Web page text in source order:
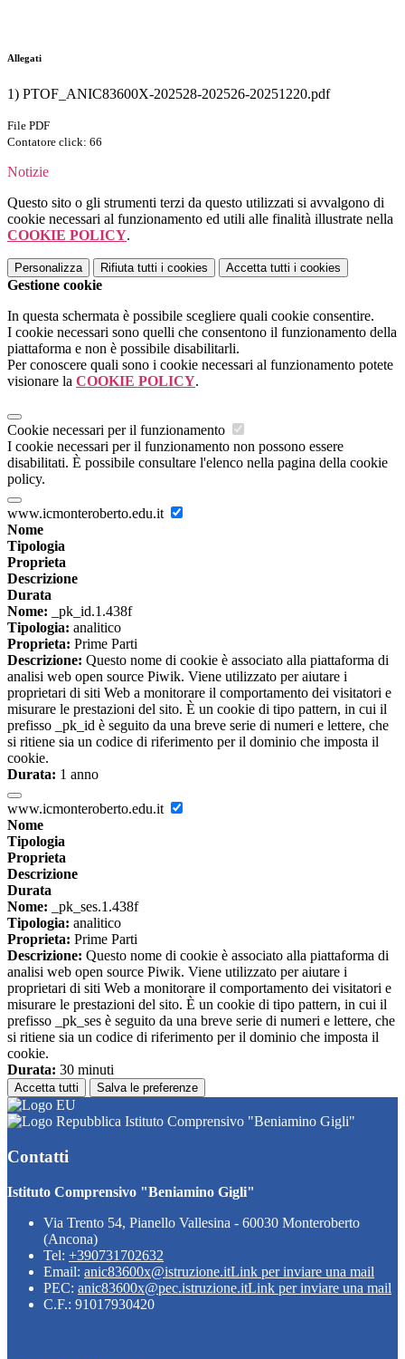
Allegati
1) PTOF_ANIC83600X-202528-202526-20251220.pdf
File PDF
Contatore click: 66
Notizie
Questo sito o gli strumenti terzi da questo utilizzati si avvalgono di
cookie necessari al funzionamento ed utili alle finalità illustrate nella
COOKIE POLICY.
Personalizza Rifiuta tutti i cookies Accetta tutti i cookies
Gestione cookie
In questa schermata è possibile scegliere quali cookie consentire.
I cookie necessari sono quelli che consentono il funzionamento della
piattaforma e non è possibile disabilitarli.
Per conoscere quali sono i cookie necessari al funzionamento potete
visionare la COOKIE POLICY.
Cookie necessari per il funzionamento
I cookie necessari per il funzionamento non possono essere
disabilitati. È possibile consultare l'elenco nella pagina della cookie
policy.
www.icmonteroberto.edu.it
Nome
Tipologia
Proprieta
Descrizione
Durata
Nome: _pk_id.1.438f
Tipologia: analitico
Proprieta: Prime Parti
Descrizione: Questo nome di cookie è associato alla piattaforma di
analisi web open source Piwik. Viene utilizzato per aiutare i
proprietari di siti Web a monitorare il comportamento dei visitatori e
misurare le prestazioni del sito. È un cookie di tipo pattern, in cui il
prefisso _pk_id è seguito da una breve serie di numeri e lettere, che
si ritiene sia un codice di riferimento per il dominio che imposta il
cookie.
Durata: 1 anno
www.icmonteroberto.edu.it
Nome
Tipologia
Proprieta
Descrizione
Durata
Nome: _pk_ses.1.438f
Tipologia: analitico
Proprieta: Prime Parti
Descrizione: Questo nome di cookie è associato alla piattaforma di
analisi web open source Piwik. Viene utilizzato per aiutare i
proprietari di siti Web a monitorare il comportamento dei visitatori e
misurare le prestazioni del sito. È un cookie di tipo pattern, in cui il
prefisso _pk_ses è seguito da una breve serie di numeri e lettere, che
si ritiene sia un codice di riferimento per il dominio che imposta il
cookie.
Durata: 30 minuti
Accetta tutti Salva le preferenze
Istituto Comprensivo "Beniamino Gigli"
Contatti
Istituto Comprensivo "Beniamino Gigli"
Via Trento 54, Pianello Vallesina - 60030 Monteroberto
(Ancona)
Tel: +390731702632
Email: anic83600x@istruzione.itLink per inviare una mail
PEC: anic83600x@pec.istruzione.itLink per inviare una mail
C.F.: 91017930420